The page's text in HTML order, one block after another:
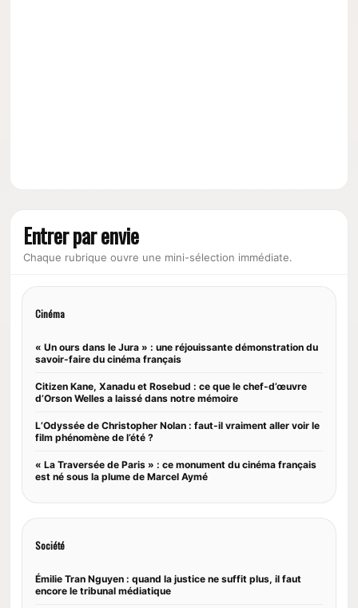
Entrer par envie
Chaque rubrique ouvre une mini-sélection immédiate.
Cinéma
« Un ours dans le Jura » : une réjouissante démonstration du
savoir-faire du cinéma français
Citizen Kane, Xanadu et Rosebud : ce que le chef-d’œuvre
d’Orson Welles a laissé dans notre mémoire
L’Odyssée de Christopher Nolan : faut-il vraiment aller voir le
film phénomène de l’été ?
« La Traversée de Paris » : ce monument du cinéma français
est né sous la plume de Marcel Aymé
Société
Émilie Tran Nguyen : quand la justice ne suffit plus, il faut
encore le tribunal médiatique